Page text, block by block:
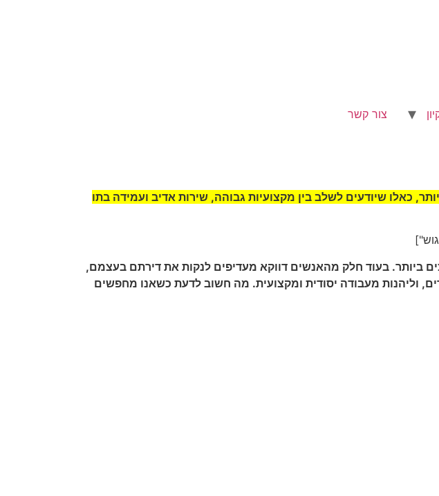
צור קשר
כאלו שיודעים לשלב בין מקצועיות גבוהה, שירות אדיב ועמידה בתו
ביותר. בעוד חלק מהאנשים דווקא מעדיפים לנקות את דירתם בעצמם,
וליהנות מעבודה יסודית ומקצועית. מה חשוב לדעת כשאנו מחפשים